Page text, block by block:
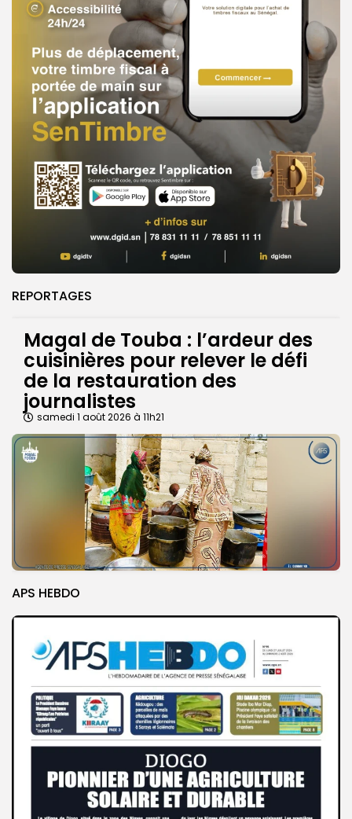
REPORTAGES
Magal de Touba : l’ardeur des
cuisinières pour relever le défi
de la restauration des
journalistes
samedi 1 août 2026 à 11h21
APS HEBDO